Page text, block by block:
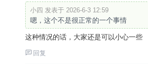
小四 发表于 2026-6-3 12:59
嗯，这个不是很正常的一个事情
这种情况的话，大家还是可以小心一些
回复